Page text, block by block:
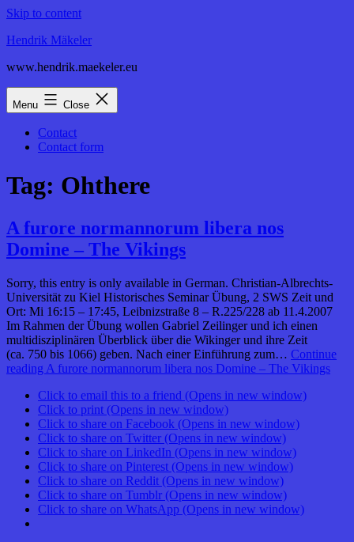
Skip to content
Hendrik Mäkeler
www.hendrik.maekeler.eu
Menu Close
Contact
Contact form
Tag: Ohthere
A furore normannorum libera nos
Domine – The Vikings
Sorry, this entry is only available in German. Christian-Albrechts-
Universität zu Kiel Historisches Seminar Übung, 2 SWS Zeit und
Ort: Mi 16:15 – 17:45, Leibnizstraße 8 – R.225/228 ab 11.4.2007
Im Rahmen der Übung wollen Gabriel Zeilinger und ich einen
multidisziplinären Überblick über die Wikinger und ihre Zeit
(ca. 750 bis 1066) geben. Nach einer Einführung zum… Continue
reading A furore normannorum libera nos Domine – The Vikings
Click to email this to a friend (Opens in new window)
Click to print (Opens in new window)
Click to share on Facebook (Opens in new window)
Click to share on Twitter (Opens in new window)
Click to share on LinkedIn (Opens in new window)
Click to share on Pinterest (Opens in new window)
Click to share on Reddit (Opens in new window)
Click to share on Tumblr (Opens in new window)
Click to share on WhatsApp (Opens in new window)